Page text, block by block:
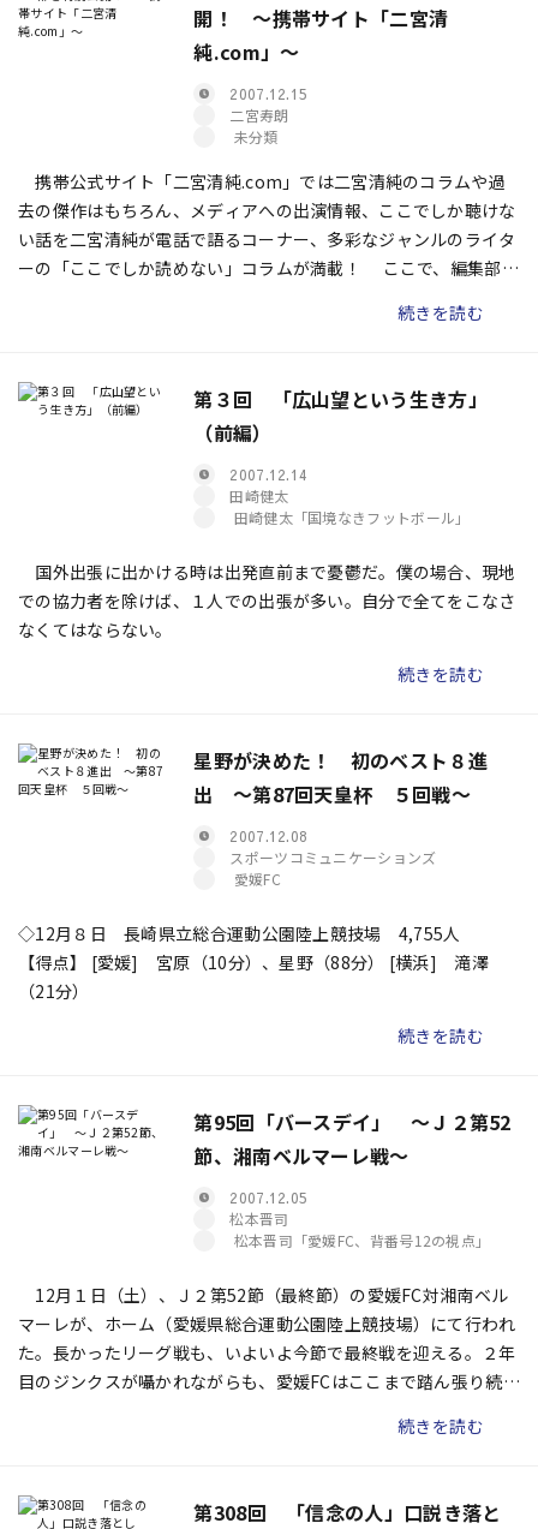
開！ 〜携帯サイト「二宮清
純.com」〜
2007.12.15
二宮寿朗
未分類
携帯公式サイト「二宮清純.com」では二宮清純のコラムや過
去の傑作はもちろん、メディアへの出演情報、ここでしか聴けな
い話を二宮清純が電話で語るコーナー、多彩なジャンルのライタ
ーの「ここでしか読めない」コラムが満載！ ここで、編集部イ
続きを読む
第３回 「広山望という生き方」
（前編）
2007.12.14
田崎健太
田崎健太「国境なきフットボール」
国外出張に出かける時は出発直前まで憂鬱だ。僕の場合、現地
での協力者を除けば、１人での出張が多い。自分で全てをこなさ
なくてはならない。
続きを読む
星野が決めた！ 初のベスト８進
出 〜第87回天皇杯 ５回戦〜
2007.12.08
スポーツコミュニケーションズ
愛媛FC
◇12月８日 長崎県立総合運動公園陸上競技場 4,755人
【得点】 [愛媛] 宮原（10分）、星野（88分） [横浜] 滝澤
（21分）
続きを読む
第95回「バースデイ」 〜Ｊ２第52
節、湘南ベルマーレ戦〜
2007.12.05
松本晋司
松本晋司「愛媛FC、背番号12の視点」
12月１日（土）、Ｊ２第52節（最終節）の愛媛FC対湘南ベル
マーレが、ホーム（愛媛県総合運動公園陸上競技場）にて行われ
た。長かったリーグ戦も、いよいよ今節で最終戦を迎える。２年
目のジンクスが囁かれながらも、愛媛FCはここまで踏ん張り続
続きを読む
第308回 「信念の人」口説き落と